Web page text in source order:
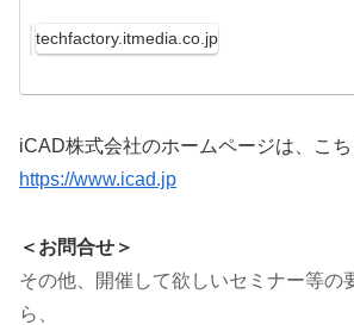
techfactory.itmedia.co.jp
iCAD株式会社のホームページは、こち
https://www.icad.jp
＜お問合せ＞
その他、開催して欲しいセミナー等の
ら、